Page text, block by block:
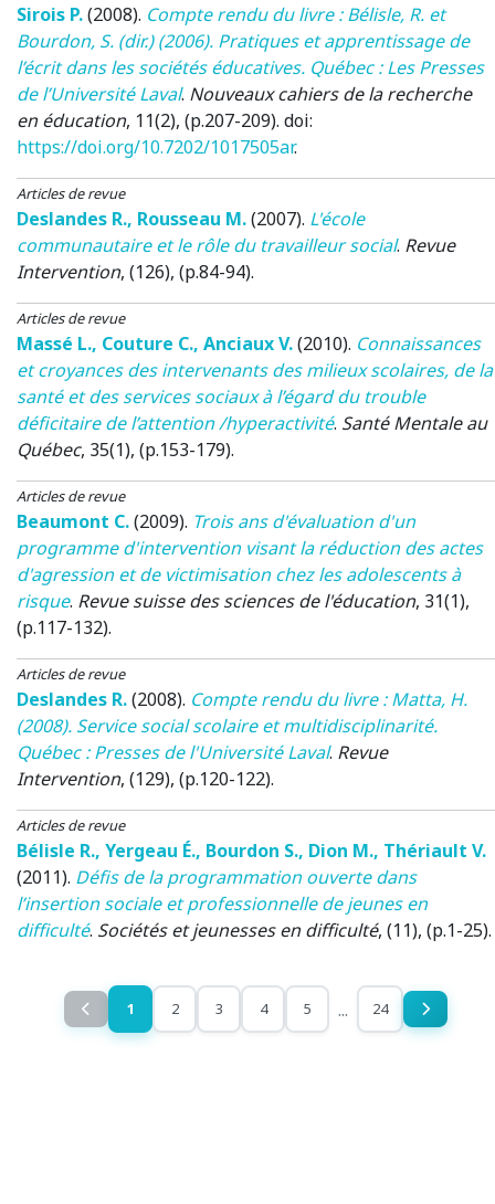
Sirois P.(2008). Compte rendu du livre : Bélisle, R. et
Bourdon, S. (dir.) (2006). Pratiques et apprentissage de
l’écrit dans les sociétés éducatives. Québec : Les Presses
de l’Université Laval. Nouveaux cahiers de la recherche
en éducation, 11(2), (p.207-209). doi:
https://doi.org/10.7202/1017505ar.
Articles de revue
Deslandes R., Rousseau M.(2007). L'école
communautaire et le rôle du travailleur social. Revue
Intervention, (126), (p.84-94).
Articles de revue
Massé L., Couture C., Anciaux V.(2010). Connaissances
et croyances des intervenants des milieux scolaires, de la
santé et des services sociaux à l’égard du trouble
déficitaire de l’attention /hyperactivité. Santé Mentale au
Québec, 35(1), (p.153-179).
Articles de revue
Beaumont C.(2009). Trois ans d'évaluation d'un
programme d'intervention visant la réduction des actes
d'agression et de victimisation chez les adolescents à
risque. Revue suisse des sciences de l'éducation, 31(1),
(p.117-132).
Articles de revue
Deslandes R.(2008). Compte rendu du livre : Matta, H.
(2008). Service social scolaire et multidisciplinarité.
Québec : Presses de l'Université Laval. Revue
Intervention, (129), (p.120-122).
Articles de revue
Bélisle R., Yergeau É., Bourdon S., Dion M., Thériault V.
(2011). Défis de la programmation ouverte dans
l’insertion sociale et professionnelle de jeunes en
difficulté. Sociétés et jeunesses en difficulté, (11), (p.1-25).
1 2 3 4 5 ... 24